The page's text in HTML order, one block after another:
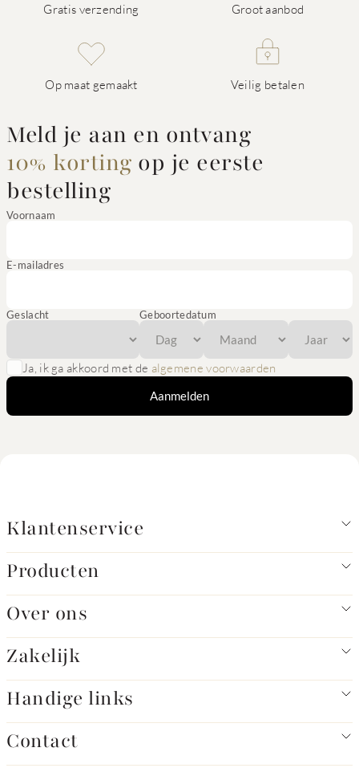
Gratis verzending Groot aanbod
Op maat gemaakt Veilig betalen
Meld je aan en ontvang
10% korting op je eerste
bestelling
Voornaam
E-mailadres
Geslacht Geboortedatum
Ja, ik ga akkoord met de algemene voorwaarden
Aanmelden
Klantenservice
Producten
Over ons
Zakelijk
Handige links
Contact